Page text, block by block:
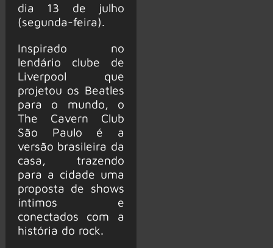
dia 13 de julho
(segunda-feira).
Inspirado no
lendário clube de
Liverpool que
projetou os Beatles
para o mundo, o
The Cavern Club
São Paulo é a
versão brasileira da
casa, trazendo
para a cidade uma
proposta de shows
íntimos e
conectados com a
história do rock.